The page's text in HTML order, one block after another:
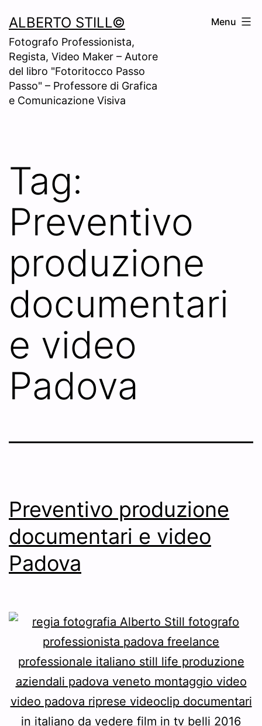
to
content
ALBERTO STILL©
Fotografo Professionista,
Regista, Video Maker – Autore
del libro "Fotoritocco Passo
Passo" – Professore di Grafica
e Comunicazione Visiva
Menu
Tag:
Preventivo
produzione
documentari
e video
Padova
Preventivo produzione
documentari e video
Padova